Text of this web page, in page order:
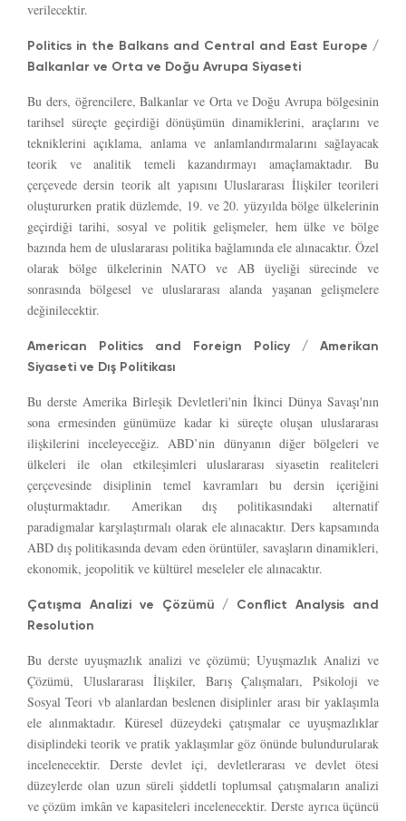
verilecektir.
Politics in the Balkans and Central and East Europe /
Balkanlar ve Orta ve Doğu Avrupa Siyaseti
Bu ders, öğrencilere, Balkanlar ve Orta ve Doğu Avrupa bölgesinin
tarihsel süreçte geçirdiği dönüşümün dinamiklerini, araçlarını ve
tekniklerini açıklama, anlama ve anlamlandırmalarını sağlayacak
teorik ve analitik temeli kazandırmayı amaçlamaktadır. Bu
çerçevede dersin teorik alt yapısını Uluslararası İlişkiler teorileri
oluştururken pratik düzlemde, 19. ve 20. yüzyılda bölge ülkelerinin
geçirdiği tarihi, sosyal ve politik gelişmeler, hem ülke ve bölge
bazında hem de uluslararası politika bağlamında ele alınacaktır. Özel
olarak bölge ülkelerinin NATO ve AB üyeliği sürecinde ve
sonrasında bölgesel ve uluslararası alanda yaşanan gelişmelere
değinilecektir.
American Politics and Foreign Policy / Amerikan
Siyaseti ve Dış Politikası
Bu derste Amerika Birleşik Devletleri'nin İkinci Dünya Savaşı'nın
sona ermesinden günümüze kadar ki süreçte oluşan uluslararası
ilişkilerini inceleyeceğiz. ABD’nin dünyanın diğer bölgeleri ve
ülkeleri ile olan etkileşimleri uluslararası siyasetin realiteleri
çerçevesinde disiplinin temel kavramları bu dersin içeriğini
oluşturmaktadır. Amerikan dış politikasındaki alternatif
paradigmalar karşılaştırmalı olarak ele alınacaktır. Ders kapsamında
ABD dış politikasında devam eden örüntüler, savaşların dinamikleri,
ekonomik, jeopolitik ve kültürel meseleler ele alınacaktır.
Çatışma Analizi ve Çözümü / Conflict Analysis and
Resolution
Bu derste uyuşmazlık analizi ve çözümü; Uyuşmazlık Analizi ve
Çözümü, Uluslararası İlişkiler, Barış Çalışmaları, Psikoloji ve
Sosyal Teori vb alanlardan beslenen disiplinler arası bir yaklaşımla
ele alınmaktadır. Küresel düzeydeki çatışmalar ce uyuşmazlıklar
disiplindeki teorik ve pratik yaklaşımlar göz önünde bulundurularak
incelenecektir. Derste devlet içi, devletlerarası ve devlet ötesi
düzeylerde olan uzun süreli şiddetli toplumsal çatışmaların analizi
ve çözüm imkân ve kapasiteleri incelenecektir. Derste ayrıca üçüncü